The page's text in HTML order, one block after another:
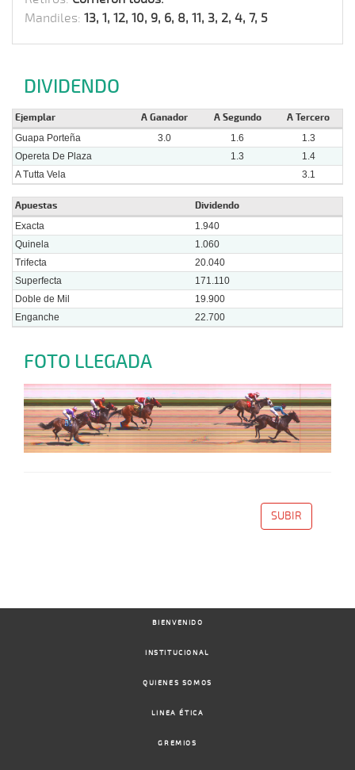
Mandiles: 13, 1, 12, 10, 9, 6, 8, 11, 3, 2, 4, 7, 5
DIVIDENDO
Ejemplar A Ganador A Segundo A Tercero
Guapa Porteña 3.0 1.6
1.3
Opereta De Plaza
1.3
1.4
A Tutta Vela
3.1
Apuestas Dividendo
Exacta
1.940
Quinela
1.060
Trifecta
20.040
Superfecta
171.110
Doble de Mil
19.900
Enganche
22.700
FOTO LLEGADA
SUBIR
BIENVENIDO
INSTITUCIONAL
QUIENES SOMOS
LINEA ÉTICA
GREMIOS